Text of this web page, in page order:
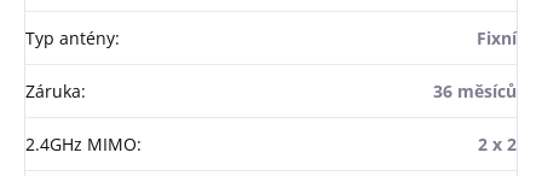
Typ antény: Fixní
Záruka: 36 měsíců
2.4GHz MIMO: 2 x 2